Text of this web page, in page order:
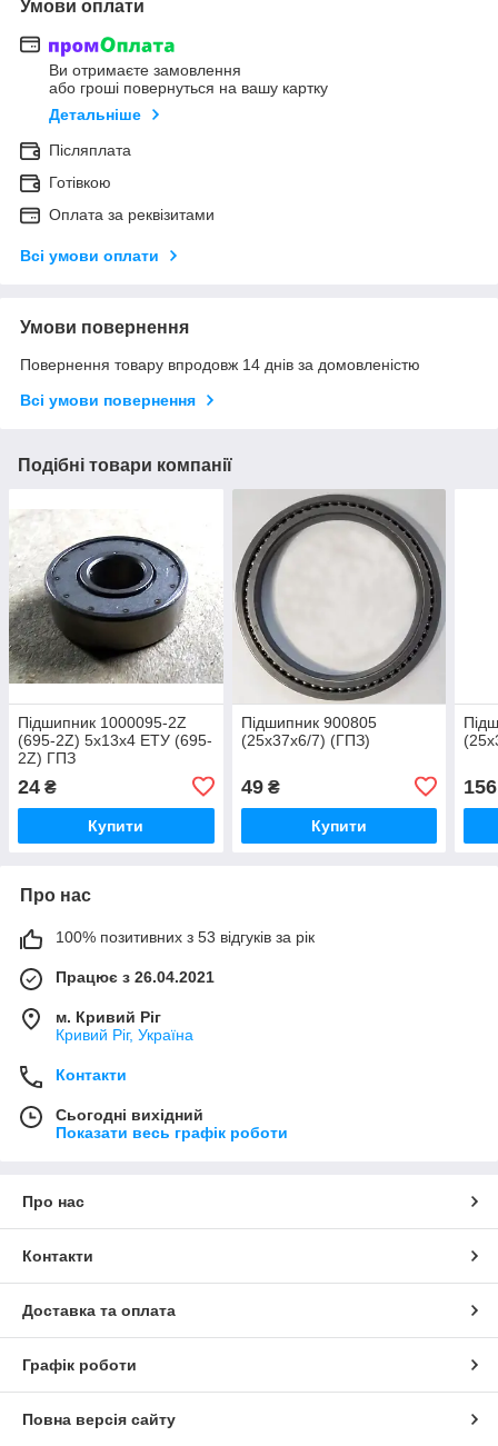
Умови оплати
Ви отримаєте замовлення
або гроші повернуться на вашу картку
Детальніше
Післяплата
Готівкою
Оплата за реквізитами
Всі умови оплати
Умови повернення
Повернення товару впродовж 14 днів за домовленістю
Всі умови повернення
Подібні товари компанії
Підшипник 1000095-2Z
(695-2Z) 5х13х4 ЕТУ (695-
2Z) ГПЗ
24 ₴
Купити
Підшипник 900805
(25х37х6/7) (ГПЗ)
49₴
Купити
156
Про нас
100% позитивних з 53 відгуків за рік
Працює з 26.04.2021
м. Кривий Ріг
Кривий Ріг, Україна
Контакти
Сьогодні вихідний
Показати весь графік роботи
Про нас
Контакти
Доставка та оплата
Графік роботи
Повна версія сайту